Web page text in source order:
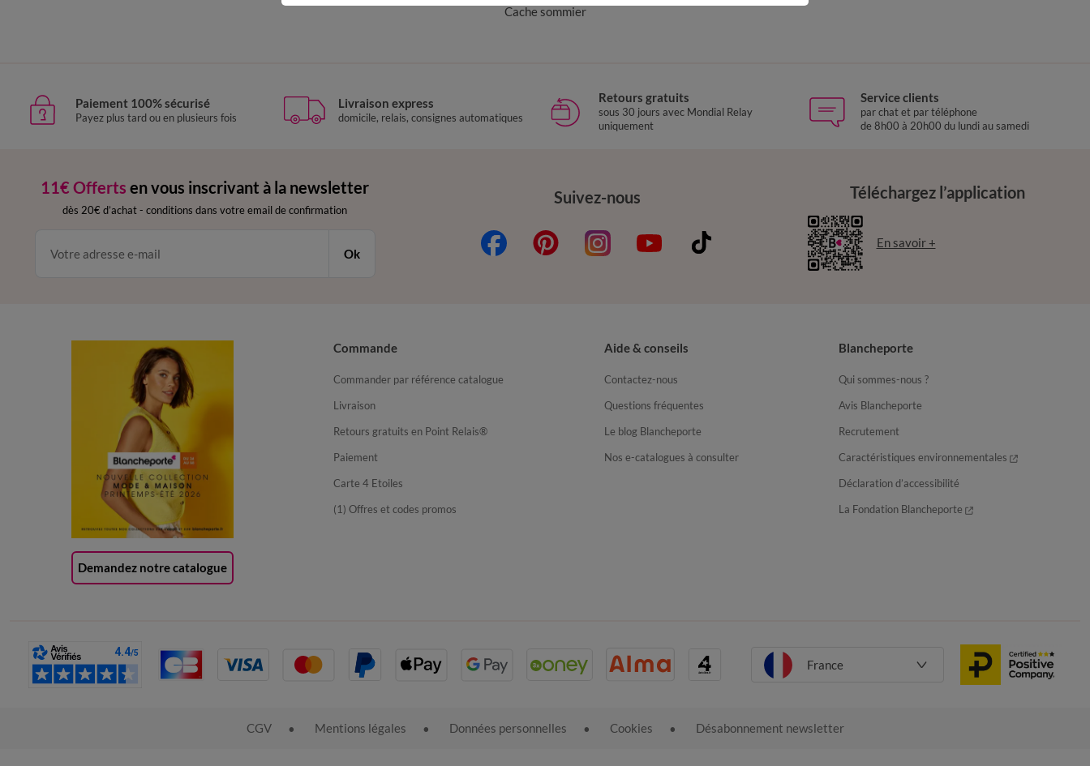
Cache sommier
Paiement 100% sécurisé
Payez plus tard ou en plusieurs fois
Livraison express
domicile, relais, consignes automatiques
Retours gratuits
sous 30 jours avec Mondial Relay
uniquement
Service clients
par chat et par téléphone
de 8h00 à 20h00 du lundi au samedi
11€ Offerts en vous inscrivant à la newsletter
dès 20€ d’achat - conditions dans votre email de confirmation
Ok
Suivez-nous Téléchargez l’application
En savoir +
Demandez notre catalogue
Commande
Commander par référence catalogue
Livraison
Retours gratuits en Point Relais®
Paiement
Carte 4 Etoiles
(1) Offres et codes promos
Aide & conseils
Contactez-nous
Questions fréquentes
Le blog Blancheporte
Nos e-catalogues à consulter
Blancheporte
Qui sommes-nous ?
Avis Blancheporte
Recrutement
Caractéristiques environnementales
Déclaration d’accessibilité
La Fondation Blancheporte
France
CGV Mentions légales Données personnelles Cookies Désabonnement newsletter